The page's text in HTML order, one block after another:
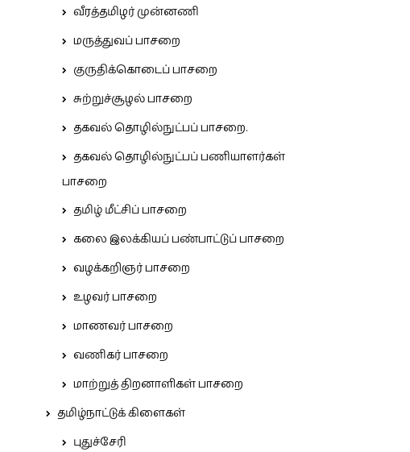
வீரத்தமிழர் முன்னணி
மருத்துவப் பாசறை
குருதிக்கொடைப் பாசறை
சுற்றுச்சூழல் பாசறை
தகவல் தொழில்நுட்பப் பாசறை.
தகவல் தொழில்நுட்பப் பணியாளர்கள்
பாசறை
தமிழ் மீட்சிப் பாசறை
கலை இலக்கியப் பண்பாட்டுப் பாசறை
வழக்கறிஞர் பாசறை
உழவர் பாசறை
மாணவர் பாசறை
வணிகர் பாசறை
மாற்றுத் திறனாளிகள் பாசறை
தமிழ்நாட்டுக் கிளைகள்
புதுச்சேரி